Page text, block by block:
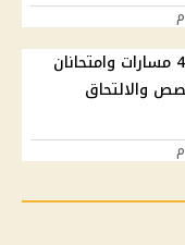
البكالوريا المصرية 2026.. 4 مسارات وامتحانان
والالتحاق